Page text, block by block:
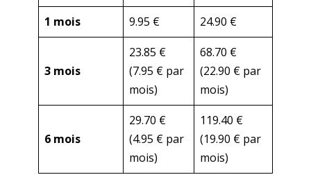
1 mois
9.95 € 24.90 €
3 mois
23.85 €
(7.95 € par
mois)
68.70 €
(22.90 € par
mois)
6 mois
29.70 €
(4.95 € par
mois)
119.40 €
(19.90 € par
mois)